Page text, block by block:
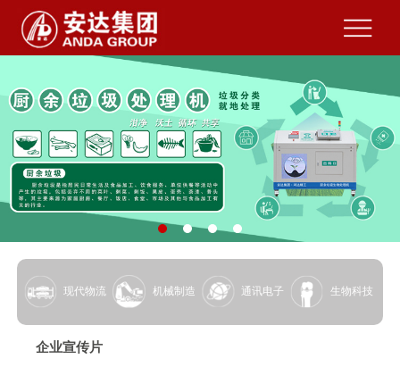
现代物流 机械制造 通讯电子 生物科技
企业宣传片